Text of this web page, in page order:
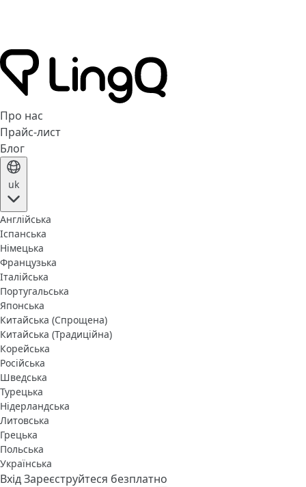
Про нас
Прайс-лист
Блог
uk
Англійська
Іспанська
Німецька
Французька
Італійська
Португальська
Японська
Китайська (Спрощена)
Китайська (Традиційна)
Корейська
Російська
Шведська
Турецька
Нідерландська
Литовська
Грецька
Польська
Українська
ВхідЗареєструйтеся безплатно